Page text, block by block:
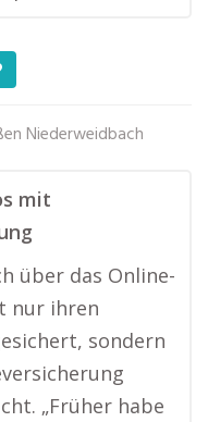
Niederweidbach
mit
über das Online-
nur ihren
sondern
„Früher habe